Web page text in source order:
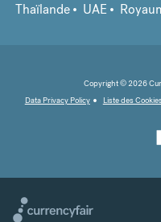
Thaïlande
UAE
Copyright © 2026
Data Privacy Policy
Liste des